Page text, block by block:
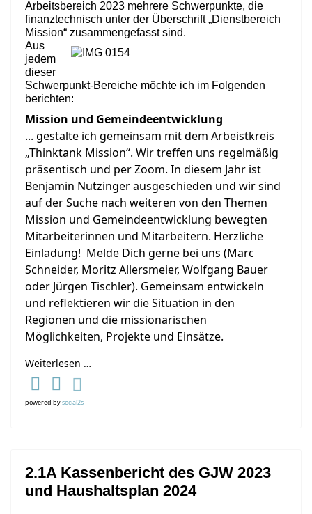
Arbeitsbereich 2023 mehrere Schwerpunkte, die
finanztechnisch unter der Überschrift „Dienstbereich
Mission“ zusammengefasst sind.
Aus
jedem
dieser
Schwerpunkt-Bereiche möchte ich im Folgenden
berichten:
Mission und Gemeindeentwicklung
... gestalte ich gemeinsam mit dem Arbeistkreis
„Thinktank Mission“. Wir treffen uns regelmäßig
präsentisch und per Zoom. In diesem Jahr ist
Benjamin Nutzinger ausgeschieden und wir sind
auf der Suche nach weiteren von den Themen
Mission und Gemeindeentwicklung bewegten
Mitarbeiterinnen und Mitarbeitern. Herzliche
Einladung! Melde Dich gerne bei uns (Marc
Schneider, Moritz Allersmeier, Wolfgang Bauer
oder Jürgen Tischler). Gemeinsam entwickeln
und reflektieren wir die Situation in den
Regionen und die missionarischen
Möglichkeiten, Projekte und Einsätze.
Weiterlesen …
powered bysocial2s
2.1A Kassenbericht des GJW 2023
und Haushaltsplan 2024